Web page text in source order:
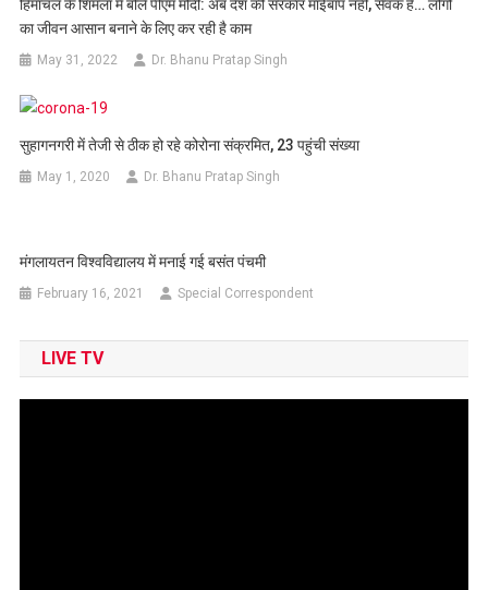
हिमाचल के शिमला में बोले पीएम मोदी: अब देश की सरकार माईबाप नहीं, सेवक है… लोगों
का जीवन आसान बनाने के लिए कर रही है काम
May 31, 2022 Dr. Bhanu Pratap Singh
सुहागनगरी में तेजी से ठीक हो रहे कोरोना संक्रमित, 23 पहुंची संख्या
May 1, 2020 Dr. Bhanu Pratap Singh
मंगलायतन विश्वविद्यालय में मनाई गई बसंत पंचमी
February 16, 2021 Special Correspondent
LIVE TV